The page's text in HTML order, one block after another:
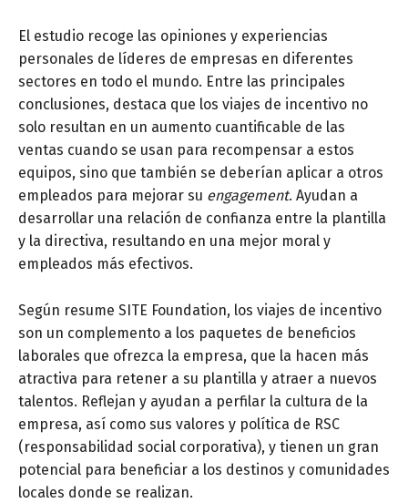
El estudio recoge las opiniones y experiencias
personales de líderes de empresas en diferentes
sectores en todo el mundo. Entre las principales
conclusiones, destaca que los viajes de incentivo no
solo resultan en un aumento cuantificable de las
ventas cuando se usan para recompensar a estos
equipos, sino que también se deberían aplicar a otros
empleados para mejorar su engagement. Ayudan a
desarrollar una relación de confianza entre la plantilla
y la directiva, resultando en una mejor moral y
empleados más efectivos.
Según resume SITE Foundation, los viajes de incentivo
son un complemento a los paquetes de beneficios
laborales que ofrezca la empresa, que la hacen más
atractiva para retener a su plantilla y atraer a nuevos
talentos. Reflejan y ayudan a perfilar la cultura de la
empresa, así como sus valores y política de RSC
(responsabilidad social corporativa), y tienen un gran
potencial para beneficiar a los destinos y comunidades
locales donde se realizan.